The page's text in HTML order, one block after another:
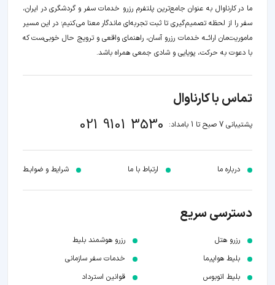
ما در کارناوال به عنوان جامع‌ترین پلتفرم رزرو خدمات سفر و گردشگری در ایران،
سفر را از لحظه‌ تصمیم‌گیری تا ثبت تجربه‌ای ماندگار معنا می‌کنیم؛ در این مسیر‍
ماموریت‌مان اراﺋــﻪ خدمات رزرو آسان، راهنمای واقعی و ترویج حال خوبی‌ست که
با دعوت به حرکت، پویایی و شادی جمعی همراه باشد.
تماس با کارناوال
پشتیبانی 7 صبح تا 1 بامداد: 021 9101 3530
درباره ما ارتباط با ما شرایط و ضوابـط
دسترسی سریع
رزرو هتل
بلیط هواپیما
بلیط اتوبوس
رزرو هوشمند بلیط
خدمات سفر سازمانی
قوانین استرداد